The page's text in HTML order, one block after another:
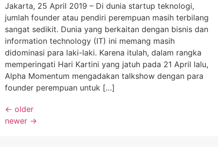
Jakarta, 25 April 2019 – Di dunia startup teknologi,
jumlah founder atau pendiri perempuan masih terbilang
sangat sedikit. Dunia yang berkaitan dengan bisnis dan
information technology (IT) ini memang masih
didominasi para laki-laki. Karena itulah, dalam rangka
memperingati Hari Kartini yang jatuh pada 21 April lalu,
Alpha Momentum mengadakan talkshow dengan para
founder perempuan untuk […]
← older
newer →